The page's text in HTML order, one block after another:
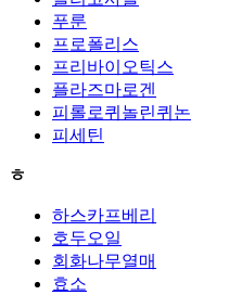
푸룬
프로폴리스
프리바이오틱스
플라즈마로겐
피롤로퀴놀린퀴논
피세틴
ㅎ
하스카프베리
호두오일
회화나무열매
효소